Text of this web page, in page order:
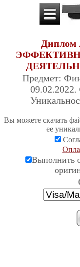
Предмет:
Вы можете скачать
ее
Выполнить